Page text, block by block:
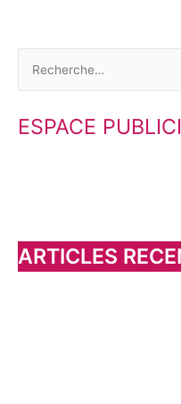
c
h
e
ESPACE
ARTICLES